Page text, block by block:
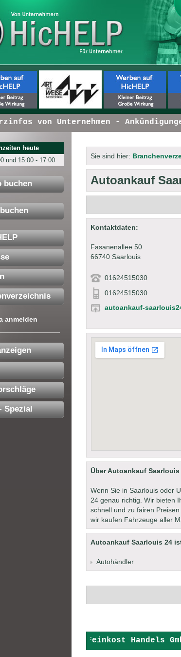
von Unternehmen -
heute
und 15:00 - 17:00
buchen
anmelden
Spezial
Sie sind hier:
Autoankauf
Kontaktdaten:
Fasanenallee 50
66740 Saarlouis
01624515030
01624515030
autoankauf-
Über Autoankauf Saarlouis
Wenn Sie in Saarlouis oder
24 genau richtig. Wir bieten
schnell und zu fairen
wir kaufen Fahrzeuge aller
Autoankauf Saarlouis 24
Autohändler
Feinkost Handels